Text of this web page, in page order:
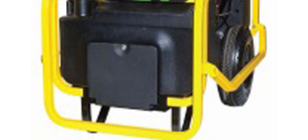
struttura compatta per un facile trasporto.
Sicure e conformi: Rispettano tutte le
normative vigenti in materia di sicurezza.
Noleggia una centralina idraulica da Edim
Servizi e scopri i vantaggi di un servizio
efficiente e conveniente!